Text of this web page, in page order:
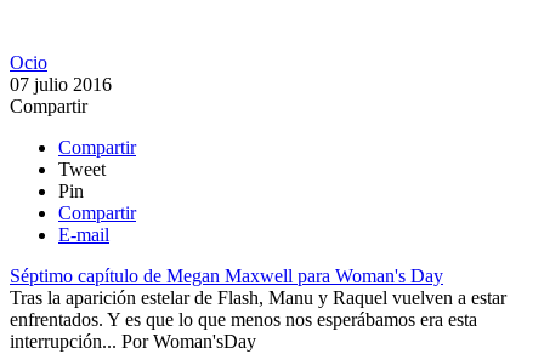
Ocio
07 julio 2016
Compartir
Compartir
Tweet
Pin
Compartir
E-mail
Séptimo capítulo de Megan Maxwell para Woman's Day
Tras la aparición estelar de Flash, Manu y Raquel vuelven a estar
enfrentados. Y es que lo que menos nos esperábamos era esta
interrupción... PorWoman'sDay